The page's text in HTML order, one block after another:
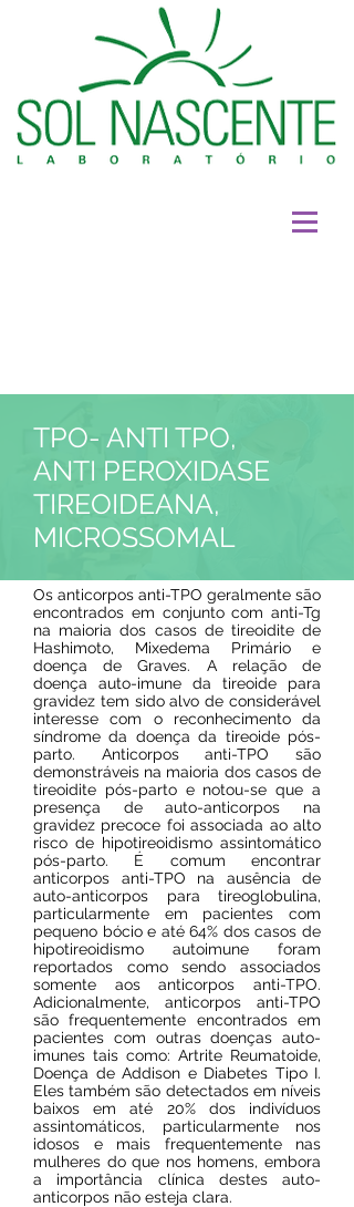
TPO- ANTI TPO,
ANTI PEROXIDASE
TIREOIDEANA,
MICROSSOMAL
Os anticorpos anti-TPO geralmente são
encontrados em conjunto com anti-Tg
na maioria dos casos de tireoidite de
Hashimoto, Mixedema Primário e
doença de Graves. A relação de
doença auto-imune da tireoide para
gravidez tem sido alvo de considerável
interesse com o reconhecimento da
síndrome da doença da tireoide pós-
parto. Anticorpos anti-TPO são
demonstráveis na maioria dos casos de
tireoidite pós-parto e notou-se que a
presença de auto-anticorpos na
gravidez precoce foi associada ao alto
risco de hipotireoidismo assintomático
pós-parto. É comum encontrar
anticorpos anti-TPO na ausência de
auto-anticorpos para tireoglobulina,
particularmente em pacientes com
pequeno bócio e até 64% dos casos de
hipotireoidismo autoimune foram
reportados como sendo associados
somente aos anticorpos anti-TPO.
Adicionalmente, anticorpos anti-TPO
são frequentemente encontrados em
pacientes com outras doenças auto-
imunes tais como: Artrite Reumatoide,
Doença de Addison e Diabetes Tipo I.
Eles também são detectados em níveis
baixos em até 20% dos indivíduos
assintomáticos, particularmente nos
idosos e mais frequentemente nas
mulheres do que nos homens, embora
a importância clínica destes auto-
anticorpos não esteja clara.